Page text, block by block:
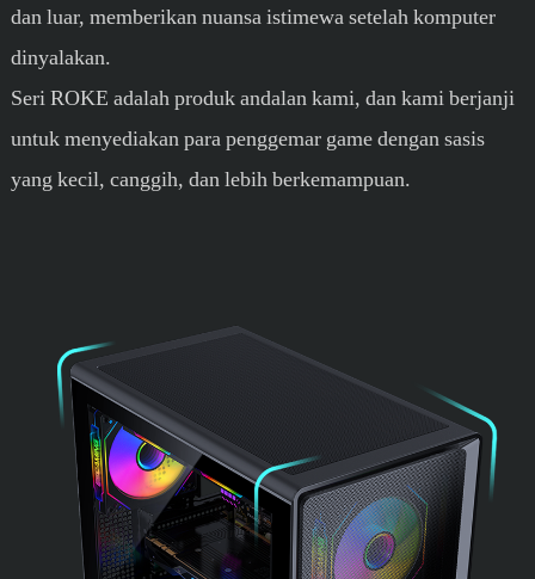
dan luar, memberikan nuansa istimewa setelah komputer
dinyalakan.
Seri ROKE adalah produk andalan kami, dan kami berjanji
untuk menyediakan para penggemar game dengan sasis
yang kecil, canggih, dan lebih berkemampuan.